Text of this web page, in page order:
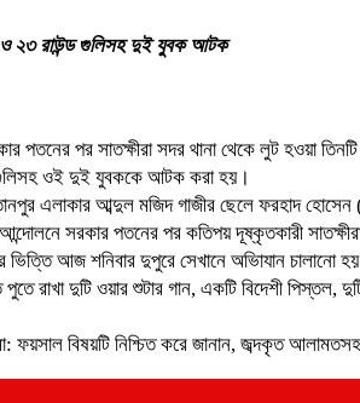
ও ২৩ রাউন্ড গুলিসহ দুই যুবক আটক
পতনের পর সাতক্ষীরা সদর থানা থেকে লুট হওয়া
ওই দুই যুবককে আটক করা হয়।
এলাকার আব্দুল মজিদ গাজীর ছেলে ফরহাদ
সরকার পতনের পর কতিপয় দূষ্কৃতকারী
আজ শনিবার দুপুরে সেখানে অভিাযান চালানো
পুতে রাখা দুটি ওয়ার শুটার গান, একটি বিদেশী
ফয়সাল বিষয়টি নিশ্চিত করে জানান, জব্দকৃত